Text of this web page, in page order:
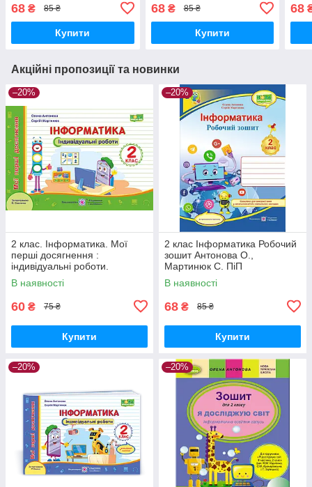
68 ₴ 85 ₴
Купити
68₴ 85 ₴
Купити
68
Акційні пропозиції та новинки
–20%
2 клас. Інформатика. Мої
перші досягнення :
індивідуальні роботи.
Антонова О., Мартинюк С.
ПіП
В наявності
60 ₴ 75 ₴
Купити
–20%
2 клас Інформатика Робочий
зошит Антонова О.,
Мартинюк С. ПіП
В наявності
68 ₴ 85 ₴
Купити
–20% –20%